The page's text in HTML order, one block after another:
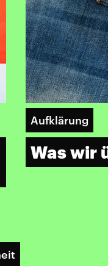
Aufklärung
Was wir